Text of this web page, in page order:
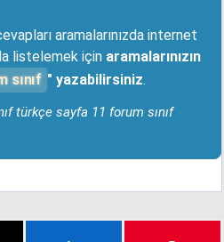
aramalarınızda internet
listelemek için aramalarınızın
sınıf " yazabilirsiniz.
türkçe sayfa 11 forum sınıf